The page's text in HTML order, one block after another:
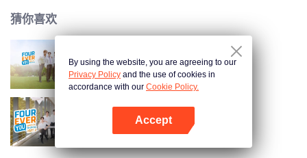
猜你喜欢
四方极爱
四方极爱2
By using the website, you are agreeing to our
Privacy Policy and the use of cookies in
accordance with our Cookie Policy.
Accept